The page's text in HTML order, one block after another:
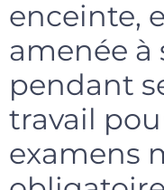
enceinte,
amenée à
pendant
travail
examens